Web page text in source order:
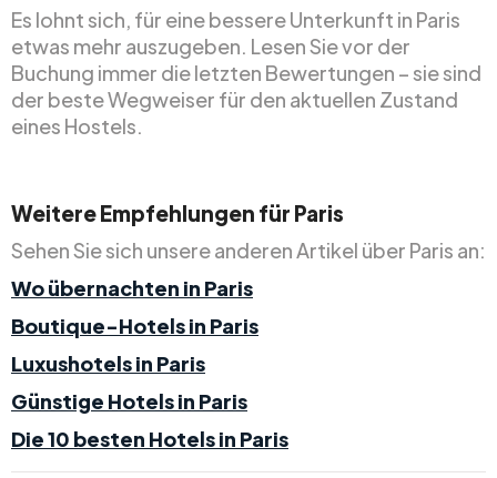
Es lohnt sich, für eine bessere Unterkunft in Paris
etwas mehr auszugeben. Lesen Sie vor der
Buchung immer die letzten Bewertungen – sie sind
der beste Wegweiser für den aktuellen Zustand
eines Hostels.
Weitere Empfehlungen für Paris
Sehen Sie sich unsere anderen Artikel über Paris an:
Wo übernachten in Paris
Boutique-Hotels in Paris
Luxushotels in Paris
Günstige Hotels in Paris
Die 10 besten Hotels in Paris